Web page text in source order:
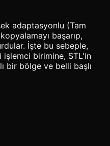
adaptasyonlu (Tam
başarıp,
İşte bu sebeple,
birimine, STL'in
bir bölge ve belli başlı